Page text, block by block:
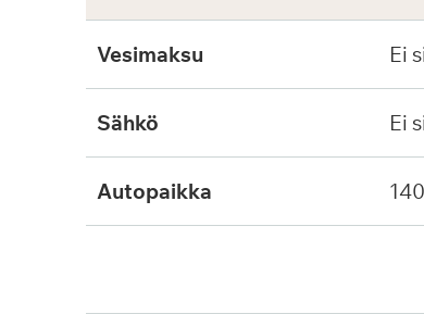
Vesimaksu Ei
Sähkö Ei
Autopaikka